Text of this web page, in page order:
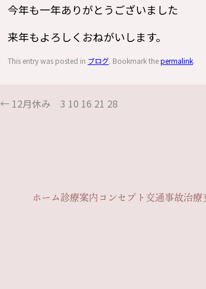
今年も一年ありがとうございました
来年もよろしくおねがいします。
This entry was posted in ブログ. Bookmark thepermalink.
← 12月休み 3 10 16 21 28
ホーム診療案内コンセプト 交通事故治療